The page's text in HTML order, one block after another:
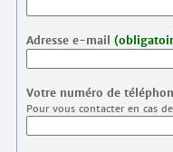
Adresse e-mail
Votre numéro de
Pour vous contacter en cas